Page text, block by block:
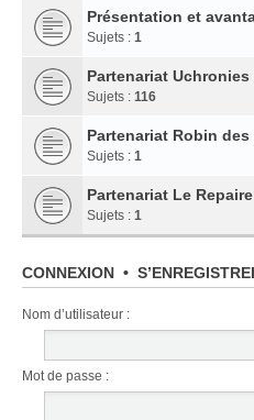
Présentation et
Sujets : 1
Partenariat Uchronies
Sujets : 116
Partenariat Robin des
Sujets : 1
Partenariat Le
Sujets : 1
CONNEXION •
Nom d’utilisateur :
Mot de passe :